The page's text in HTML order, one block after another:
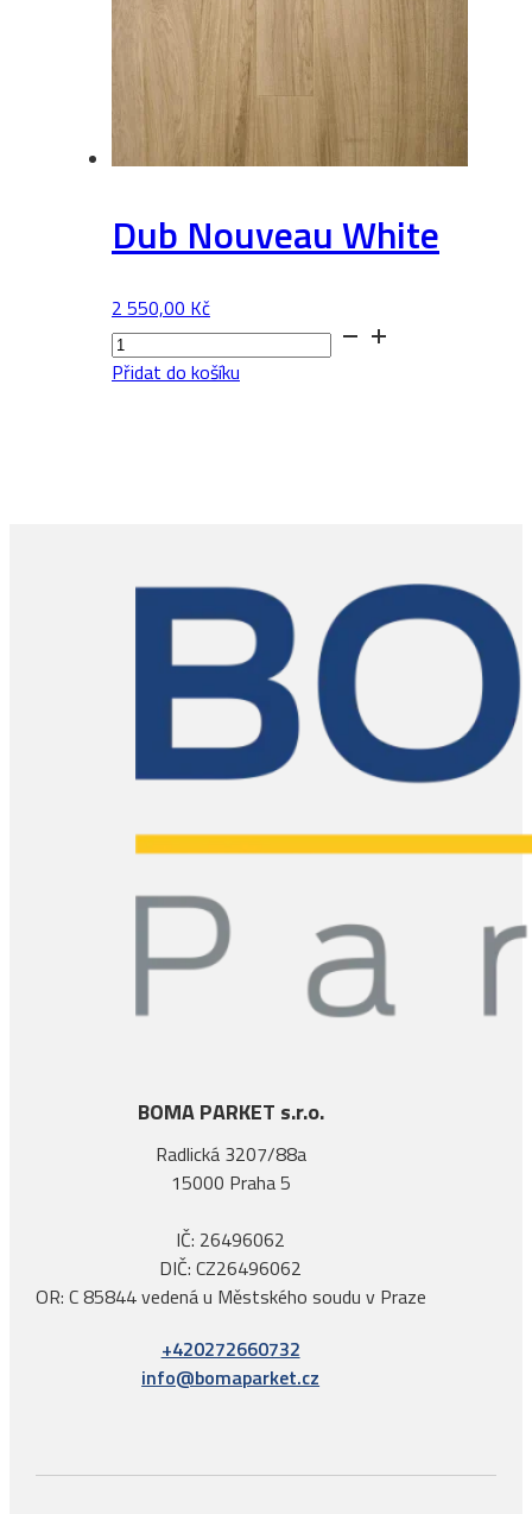
Dub Nouveau White
2 550,00 Kč
Dub
Nouveau
Přidat do košíku
BOMA PARKET s.r.o.
Radlická 3207/88a
15000 Praha 5
IČ: 26496062
DIČ: CZ26496062
OR: C 85844 vedená u Městského soudu v Praze
+420272660732
info@bomaparket.cz